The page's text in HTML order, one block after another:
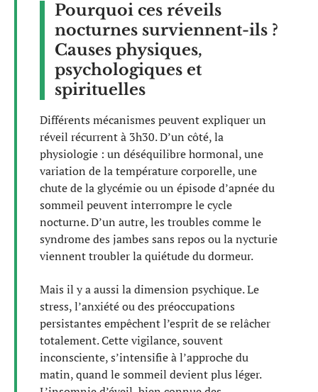
Pourquoi ces réveils
nocturnes surviennent-ils ?
Causes physiques,
psychologiques et
spirituelles
Différents mécanismes peuvent expliquer un
réveil récurrent à 3h30. D’un côté, la
physiologie : un déséquilibre hormonal, une
variation de la température corporelle, une
chute de la glycémie ou un épisode d’apnée du
sommeil peuvent interrompre le cycle
nocturne. D’un autre, les troubles comme le
syndrome des jambes sans repos ou la nycturie
viennent troubler la quiétude du dormeur.
Mais il y a aussi la dimension psychique. Le
stress, l’anxiété ou des préoccupations
persistantes empêchent l’esprit de se relâcher
totalement. Cette vigilance, souvent
inconsciente, s’intensifie à l’approche du
matin, quand le sommeil devient plus léger.